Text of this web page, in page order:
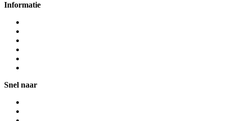
Informatie
Snel naar